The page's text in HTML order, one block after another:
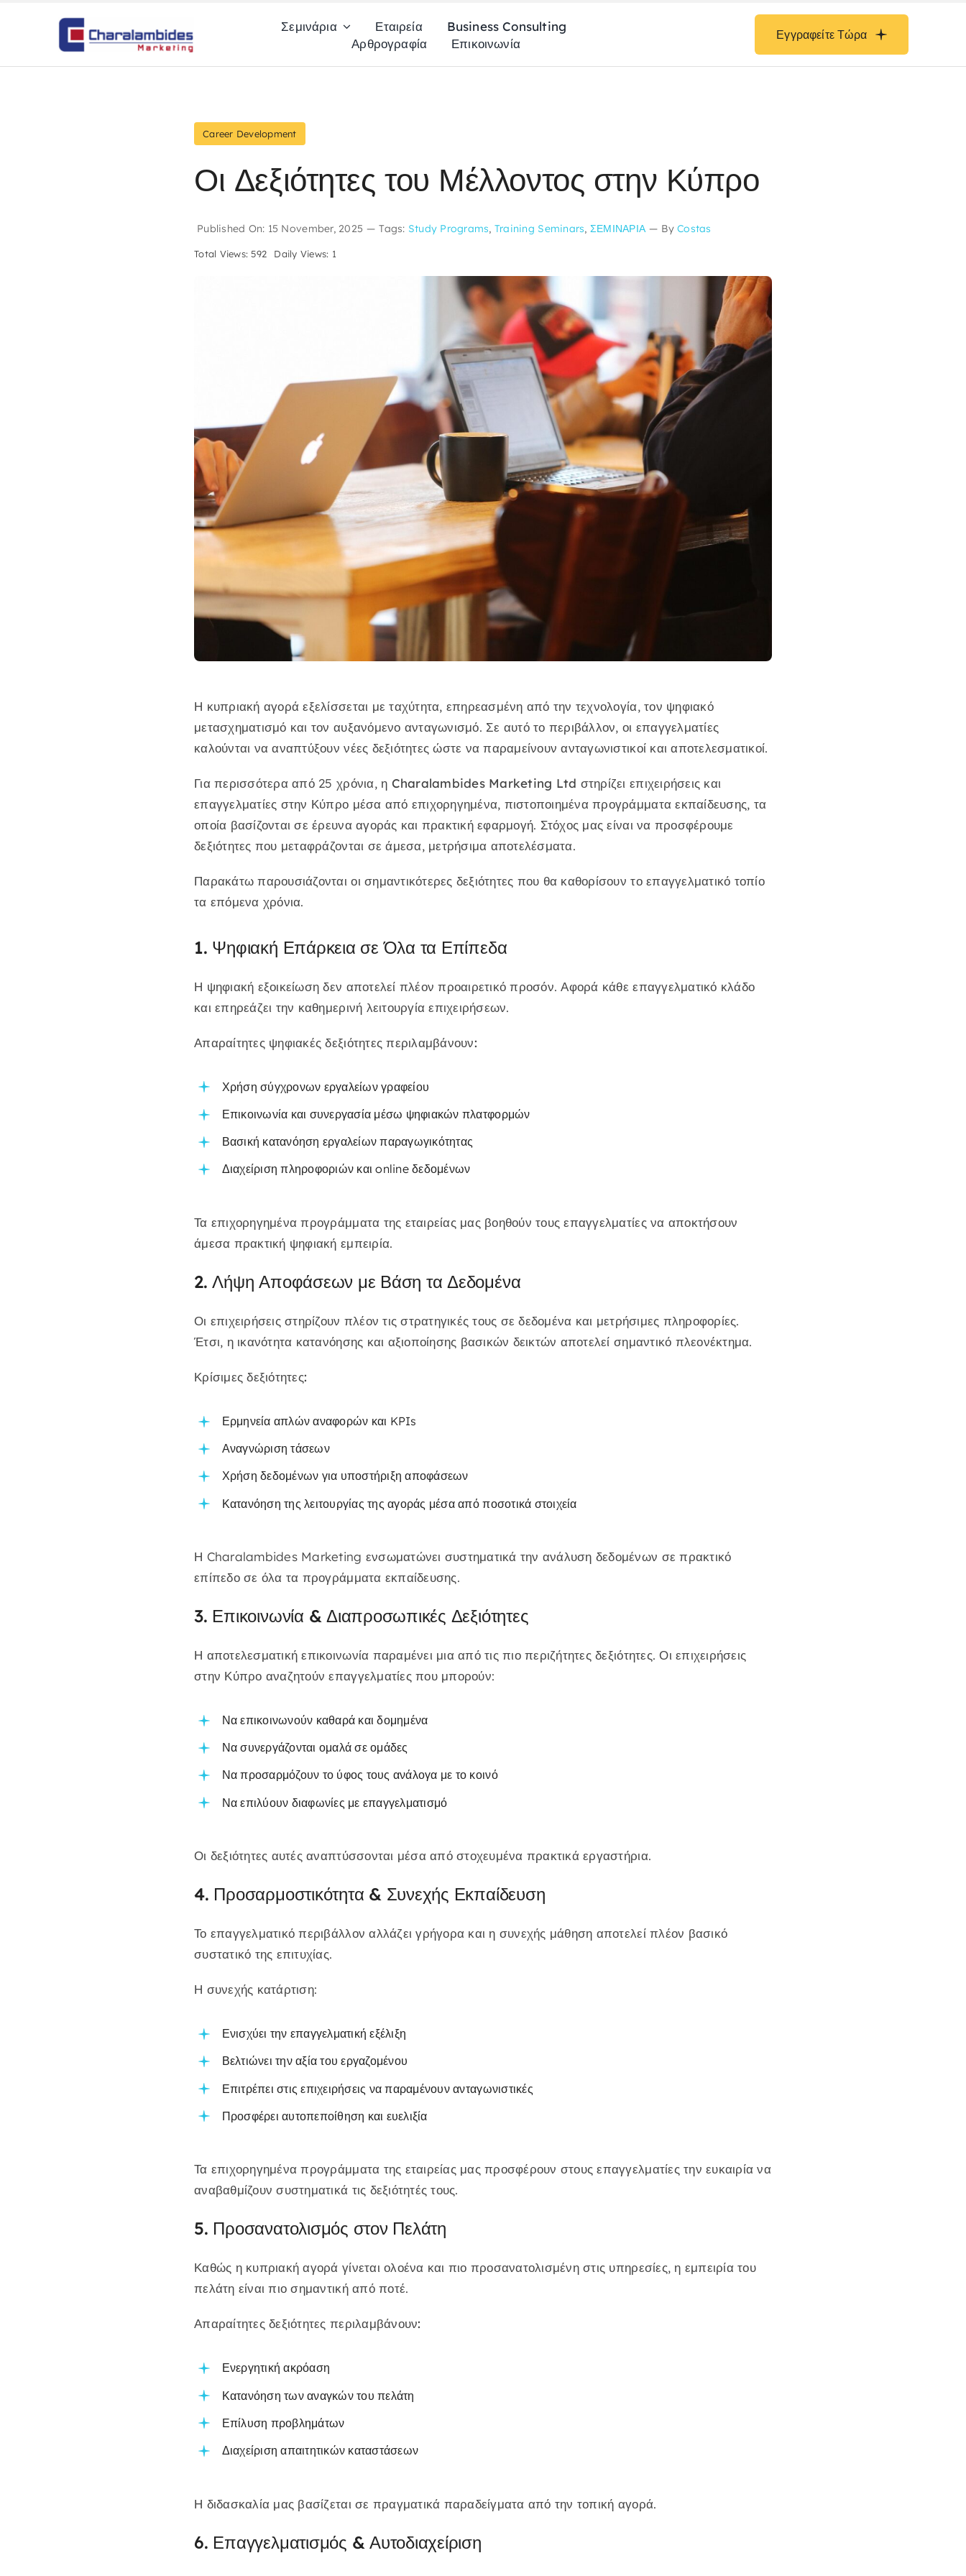
Σεμινάρια Εταιρεία
Business Consulting
Αρθρογραφία
Επικοινωνία
Εγγραφείτε Τώρα
Career Development
Οι Δεξιότητες του Μέλλοντος στην Κύπρο
Published On: 15 November, 2025 — Tags: Study Programs, Training Seminars, ΣΕΜΙΝΑΡΙΑ — ByCostas
Total Views: 592 Daily Views: 1
Η κυπριακή αγορά εξελίσσεται με ταχύτητα, επηρεασμένη από την τεχνολογία, τον ψηφιακό
μετασχηματισμό και τον αυξανόμενο ανταγωνισμό. Σε αυτό το περιβάλλον, οι επαγγελματίες
καλούνται να αναπτύξουν νέες δεξιότητες ώστε να παραμείνουν ανταγωνιστικοί και αποτελεσματικοί.
Για περισσότερα από 25 χρόνια, η Charalambides Marketing Ltd στηρίζει επιχειρήσεις και
επαγγελματίες στην Κύπρο μέσα από επιχορηγημένα, πιστοποιημένα προγράμματα εκπαίδευσης, τα
οποία βασίζονται σε έρευνα αγοράς και πρακτική εφαρμογή. Στόχος μας είναι να προσφέρουμε
δεξιότητες που μεταφράζονται σε άμεσα, μετρήσιμα αποτελέσματα.
Παρακάτω παρουσιάζονται οι σημαντικότερες δεξιότητες που θα καθορίσουν το επαγγελματικό τοπίο
τα επόμενα χρόνια.
1. Ψηφιακή Επάρκεια σε Όλα τα Επίπεδα
Η ψηφιακή εξοικείωση δεν αποτελεί πλέον προαιρετικό προσόν. Αφορά κάθε επαγγελματικό κλάδο
και επηρεάζει την καθημερινή λειτουργία επιχειρήσεων.
Απαραίτητες ψηφιακές δεξιότητες περιλαμβάνουν:
Χρήση σύγχρονων εργαλείων γραφείου
Επικοινωνία και συνεργασία μέσω ψηφιακών πλατφορμών
Βασική κατανόηση εργαλείων παραγωγικότητας
Διαχείριση πληροφοριών και online δεδομένων
Τα επιχορηγημένα προγράμματα της εταιρείας μας βοηθούν τους επαγγελματίες να αποκτήσουν
άμεσα πρακτική ψηφιακή εμπειρία.
2. Λήψη Αποφάσεων με Βάση τα Δεδομένα
Οι επιχειρήσεις στηρίζουν πλέον τις στρατηγικές τους σε δεδομένα και μετρήσιμες πληροφορίες.
Έτσι, η ικανότητα κατανόησης και αξιοποίησης βασικών δεικτών αποτελεί σημαντικό πλεονέκτημα.
Κρίσιμες δεξιότητες:
Ερμηνεία απλών αναφορών και KPIs
Αναγνώριση τάσεων
Χρήση δεδομένων για υποστήριξη αποφάσεων
Κατανόηση της λειτουργίας της αγοράς μέσα από ποσοτικά στοιχεία
Η Charalambides Marketing ενσωματώνει συστηματικά την ανάλυση δεδομένων σε πρακτικό
επίπεδο σε όλα τα προγράμματα εκπαίδευσης.
3. Επικοινωνία & Διαπροσωπικές Δεξιότητες
Η αποτελεσματική επικοινωνία παραμένει μια από τις πιο περιζήτητες δεξιότητες. Οι επιχειρήσεις
στην Κύπρο αναζητούν επαγγελματίες που μπορούν:
Να επικοινωνούν καθαρά και δομημένα
Να συνεργάζονται ομαλά σε ομάδες
Να προσαρμόζουν το ύφος τους ανάλογα με το κοινό
Να επιλύουν διαφωνίες με επαγγελματισμό
Οι δεξιότητες αυτές αναπτύσσονται μέσα από στοχευμένα πρακτικά εργαστήρια.
4. Προσαρμοστικότητα & Συνεχής Εκπαίδευση
Το επαγγελματικό περιβάλλον αλλάζει γρήγορα και η συνεχής μάθηση αποτελεί πλέον βασικό
συστατικό της επιτυχίας.
Η συνεχής κατάρτιση:
Ενισχύει την επαγγελματική εξέλιξη
Βελτιώνει την αξία του εργαζομένου
Επιτρέπει στις επιχειρήσεις να παραμένουν ανταγωνιστικές
Προσφέρει αυτοπεποίθηση και ευελιξία
Τα επιχορηγημένα προγράμματα της εταιρείας μας προσφέρουν στους επαγγελματίες την ευκαιρία να
αναβαθμίζουν συστηματικά τις δεξιότητές τους.
5. Προσανατολισμός στον Πελάτη
Καθώς η κυπριακή αγορά γίνεται ολοένα και πιο προσανατολισμένη στις υπηρεσίες, η εμπειρία του
πελάτη είναι πιο σημαντική από ποτέ.
Απαραίτητες δεξιότητες περιλαμβάνουν:
Ενεργητική ακρόαση
Κατανόηση των αναγκών του πελάτη
Επίλυση προβλημάτων
Διαχείριση απαιτητικών καταστάσεων
Η διδασκαλία μας βασίζεται σε πραγματικά παραδείγματα από την τοπική αγορά.
6. Επαγγελματισμός & Αυτοδιαχείριση